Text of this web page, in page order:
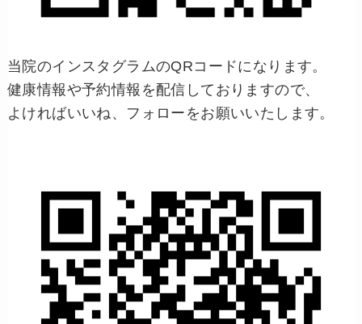
当院のインスタグラムのQRコードになります。
健康情報や予約情報を配信しておりますので、
よければいいね、フォローをお願いいたします。